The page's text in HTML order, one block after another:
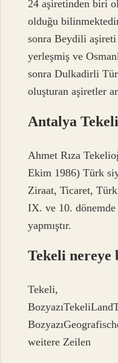
24 aşiretinden biri
olduğu
sonra Beydili
yerleşmiş ve
sonra Dulkadirli
oluşturan aşiretler
Antalya
Ahmet Rıza
Ekim 1986) Türk
Ziraat, Ticaret,
IX. ve 10.
yapmıştır.
Tekeli nereye
Tekeli,
weitere Zeilen